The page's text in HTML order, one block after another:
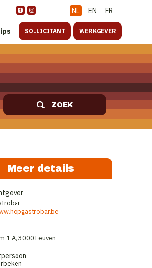
NL EN FR
SOLLICITANT WERKGEVER
ZOEK
Meer details
1 A, 3000 Leuven